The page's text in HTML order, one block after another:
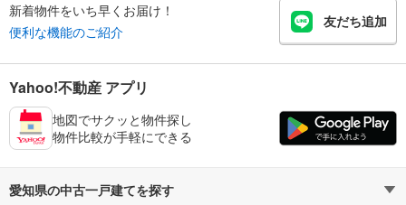
新着物件をいち早くお届け！
便利な機能のご紹介
友だち追加
Yahoo!不動産 アプリ
地図でサクッと物件探し
物件比較が手軽にできる
愛知県の中古一戸建てを探す